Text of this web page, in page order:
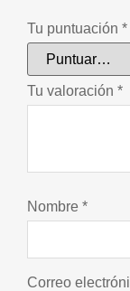
Tu puntuación *
Tu valoración *
Nombre *
Correo